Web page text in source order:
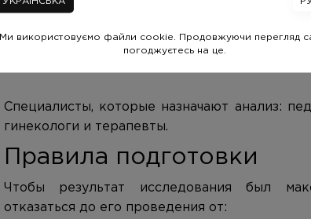
определения стадии развития
скрининга всех, кто находился в
дифдиагностики с некоторыми
Специалисты, которые назначают анализ:
гинекологи и терапевты.
Правила подготовки
Чтобы результат исследования был
отказаться до его проведения от:
Ми використовуємо файли cookie. Продовжуючи перегляд
погоджуєтесь на це.